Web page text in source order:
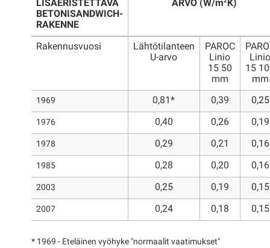
LISÄERISTETTÄVÄ
BETONISANDWICH-
RAKENNE
ARVO (W/m K)
Rakennusvuosi
Lähtötilanteen
U-arvo
PAROC
Linio
15 50
mm
Linio
15
mm
1969 0,81* 0,39 0,25
1976 0,40 0,26 0,19
1978 0,29 0,21 0,16
1985 0,28 0,20 0,16
2003 0,25 0,19 0,15
2007 0,24 0,18 0,15
* 1969 - Eteläinen vyöhyke "normaalit vaatimukset"